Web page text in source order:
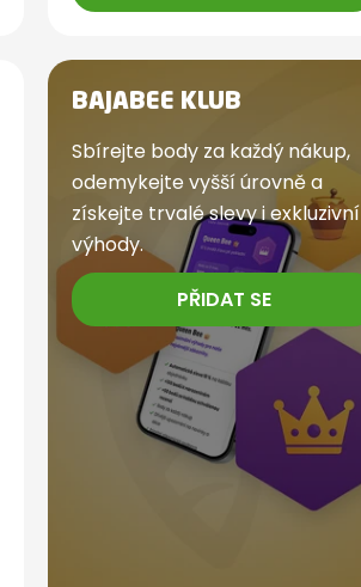
BAJABEE KLUB
Sbírejte body za každý nákup,
odemykejte vyšší úrovně a
získejte trvalé slevy i exkluzivní
výhody.
PŘIDAT SE